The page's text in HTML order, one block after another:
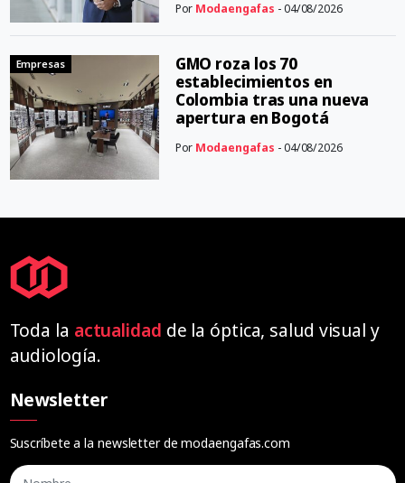
Por Modaengafas - 04/08/2026
Empresas
GMO roza los 70
establecimientos en
Colombia tras una nueva
apertura en Bogotá
Por Modaengafas - 04/08/2026
Toda la actualidad de la óptica, salud visual y
audiología.
Newsletter
Suscríbete a la newsletter de modaengafas.com